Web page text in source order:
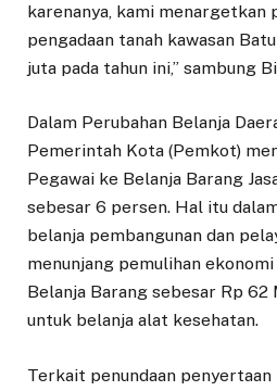
karenanya, kami menargetkan
pengadaan tanah kawasan
juta pada tahun ini,” sambung
Dalam Perubahan Belanja
Pemerintah Kota (Pemkot)
Pegawai ke Belanja Barang
sebesar 6 persen. Hal itu
belanja pembangunan dan
menunjang pemulihan
Belanja Barang sebesar Rp
untuk belanja alat kesehatan.
Terkait penundaan penyertaan